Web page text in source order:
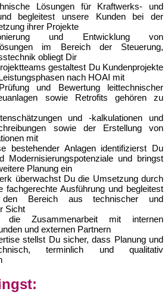
Lösungen für Kraftwerks- und
begleitest unsere Kunden bei der
ihrer Projekte
und Entwicklung von
im Bereich der Steuerung,
obliegt Dir
gestaltest Du Kundenprojekte
nach HOAI mit
und Bewertung leittechnischer
sowie Retrofits gehören zu
und -kalkulationen und
sowie der Erstellung von
mit
bestehender Anlagen identifizierst Du
Modernisierungspotenziale und bringst
Planung ein
überwachst Du die Umsetzung durch
fachgerechte Ausführung und begleitest
Bereich aus technischer und
Sicht
die Zusammenarbeit mit internen
und externen Partnern
stellst Du sicher, dass Planung und
terminlich und qualitativ